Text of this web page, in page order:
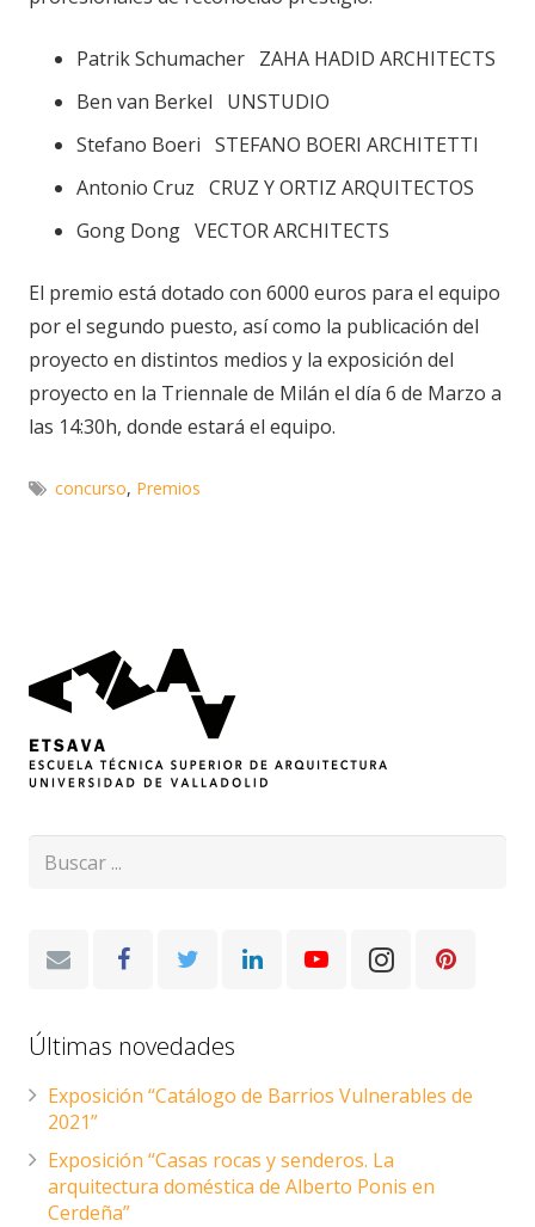
Patrik Schumacher ZAHA HADID ARCHITECTS
Ben van Berkel UNSTUDIO
Stefano Boeri STEFANO BOERI ARCHITETTI
Antonio Cruz CRUZ Y ORTIZ ARQUITECTOS
Gong Dong VECTOR ARCHITECTS
El premio está dotado con 6000 euros para el equipo
por el segundo puesto, así como la publicación del
proyecto en distintos medios y la exposición del
proyecto en la Triennale de Milán el día 6 de Marzo a
las 14:30h, donde estará el equipo.
concurso, Premios
Últimas novedades
Exposición “Catálogo de Barrios Vulnerables de
2021”
Exposición “Casas rocas y senderos. La
arquitectura doméstica de Alberto Ponis en
Cerdeña”